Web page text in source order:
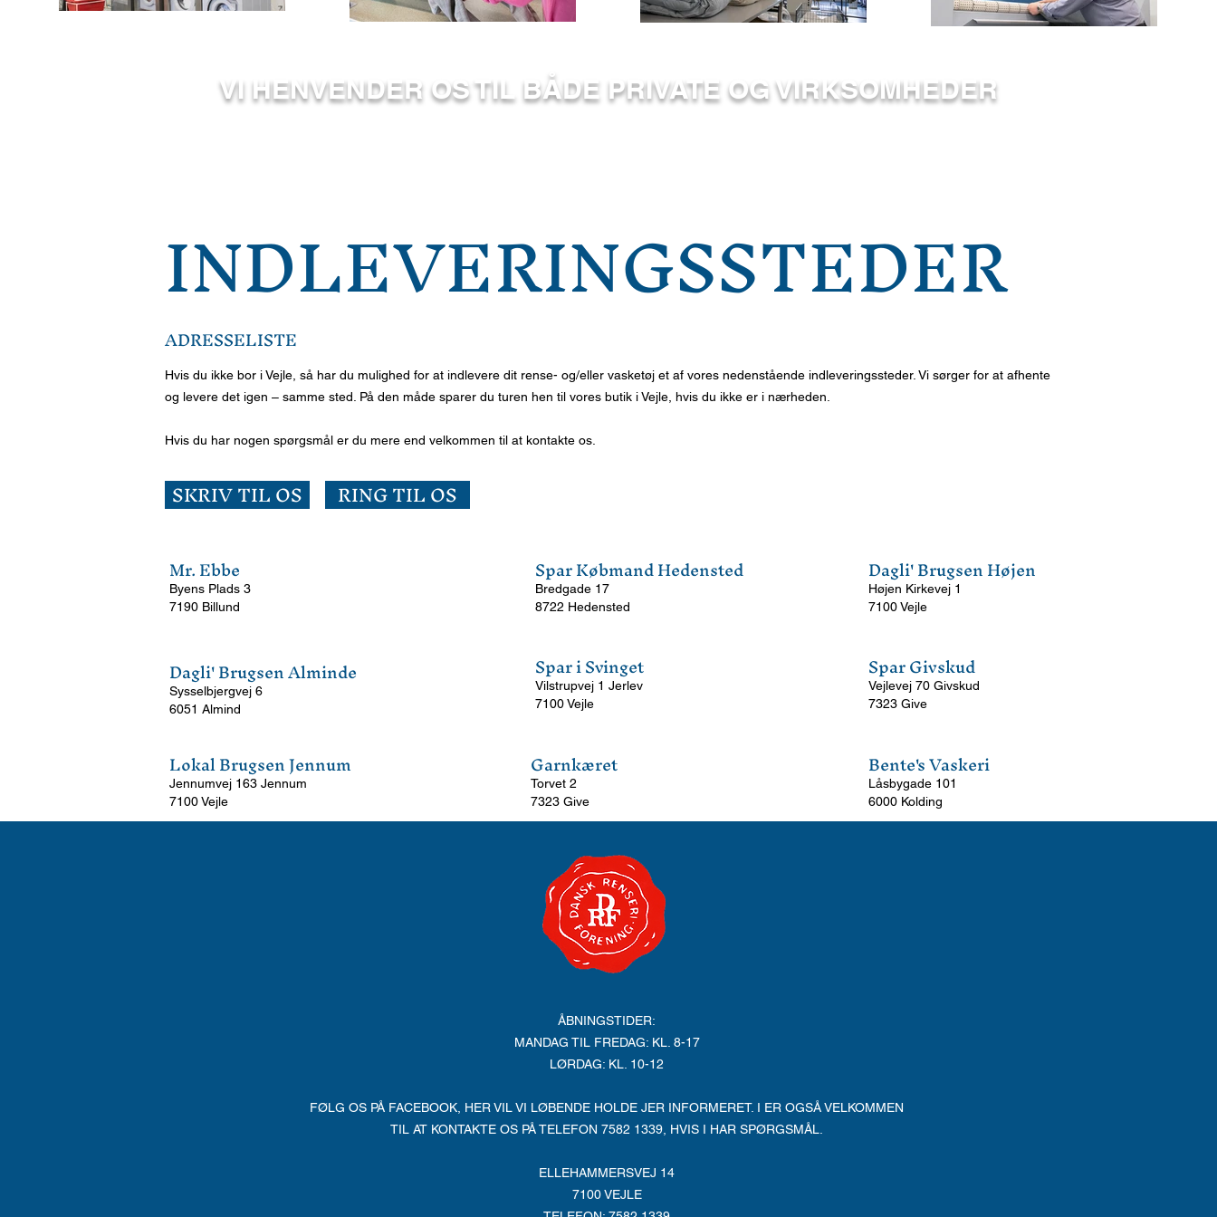
VI HENVENDER OS TIL BÅDE PRIVATE OG VIRKSOMHEDER
INDLEVERINGSSTEDER
ADRESSELISTE
Hvis du ikke bor i Vejle, så har du mulighed for at indlevere dit rense- og/eller vasketøj et af vores nedenstående indleveringssteder. Vi sørger for at afhente
og levere det igen – samme sted. På den måde sparer du turen hen til vores butik i Vejle, hvis du ikke er i nærheden.
Hvis du har nogen spørgsmål er du mere end velkommen til at kontakte os.
SKRIV TIL OS RING TIL OS
Mr. Ebbe
Byens Plads 3
7190 Billund
Dagli' Brugsen Alminde
Sysselbjergvej 6
6051 Almind
Lokal Brugsen Jennum
Jennumvej 163 Jennum
7100 Vejle
Spar Købmand Hedensted
Bredgade 17
8722 Hedensted
Spar i Svinget
Vilstrupvej 1 Jerlev
7100 Vejle
Garnkæret
Torvet 2
7323 Give
Dagli' Brugsen Højen
Højen Kirkevej 1
7100 Vejle
Spar Givskud
Vejlevej 70 Givskud
7323 Give
Bente's Vaskeri
Låsbygade 101
6000 Kolding
ÅBNINGSTIDER:
MANDAG TIL FREDAG: KL. 8-17
LØRDAG: KL. 10-12
FØLG OS PÅ FACEBOOK, HER VIL VI LØBENDE HOLDE JER INFORMERET. I ER OGSÅ VELKOMMEN
TIL AT KONTAKTE OS PÅ TELEFON 7582 1339, HVIS I HAR SPØRGSMÅL.
ELLEHAMMERSVEJ 14
7100 VEJLE